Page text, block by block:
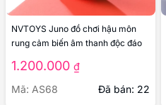
NVTOYS Juno đồ chơi hậu môn
rung cảm biến âm thanh độc đáo
1.200.000 ₫
Mã: AS68
Đã bán: 22